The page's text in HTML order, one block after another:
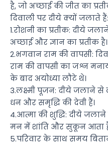
है, जो अच्छाई की जीत का
दिवाली पर दीये क्यों जलाते हैं:
1.रोशनी का प्रतीक: दीये
अच्छाई और ज्ञान का प्रतीक है।
2.भगवान राम की वापसी:
राम की वापसी का जश्न
के बाद अयोध्या लौटे थे।
3.लक्ष्मी पूजन: दीये जलाने से
धन और समृद्धि की देवी हैं।
4.आत्मा की शुद्धि: दीये
मन में शांति और सुकून आता
5.परिवार के साथ समय